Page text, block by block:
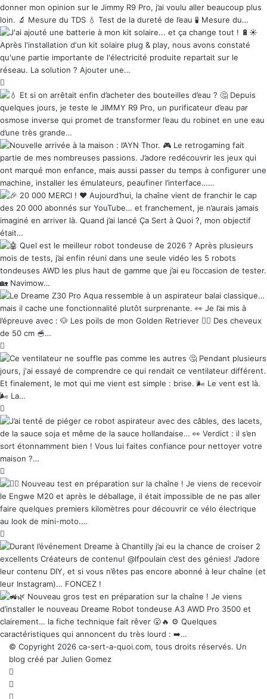
© Copyright 2026 ca-sert-a-quoi.com, tous droits réservés. Un
blog créé par Julien Gomez